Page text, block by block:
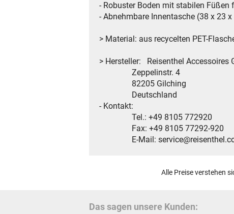
- Robuster Boden mit stabilen Füßen
- Abnehmbare Innentasche (38 x 23
> Material: aus recycelten PET-
> Hersteller: Reisenthel Accessoires
Zeppelinstr. 4
82205 Gilching
Deutschland
- Kontakt:
Tel.: +49 8105 772920
Fax: +49 8105 77292-920
E-Mail:
Alle Preise verstehen
Das sagen unsere Kunden: